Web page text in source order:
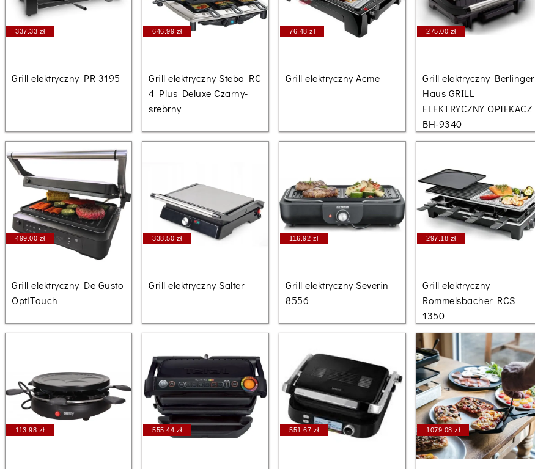
337.33 zł
Grill elektryczny PR 3195
646.99 zł
Grill elektryczny Steba RC
4 Plus Deluxe Czarny-
srebrny
76.48 zł
Grill elektryczny Acme
275.00 zł
Grill elektryczny Berlinger
Haus GRILL
ELEKTRYCZNY OPIEKACZ
BH-9340
499.00 zł
Grill elektryczny De Gusto
OptiTouch
338.50 zł
Grill elektryczny Salter
116.92 zł
Grill elektryczny Severin
8556
297.18 zł
Grill elektryczny
Rommelsbacher RCS
1350
113.98 zł 555.44 zł 551.67 zł 1079.08 zł